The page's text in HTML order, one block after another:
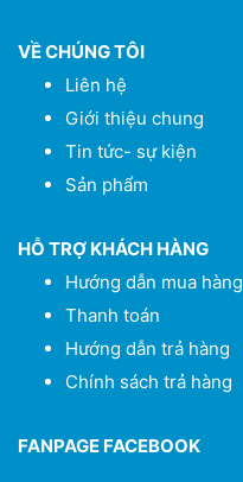
VỀ CHÚNG TÔI
Liên hệ
Giới thiệu chung
Tin tức- sự kiện
Sản phẩm
HỖ TRỢ KHÁCH HÀNG
Hướng dẫn mua hàng
Thanh toán
Hướng dẫn trả hàng
Chính sách trả hàng
FANPAGE FACEBOOK